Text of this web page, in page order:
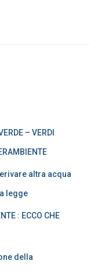
– VERDI
altra acqua
legge
: ECCO CHE
della